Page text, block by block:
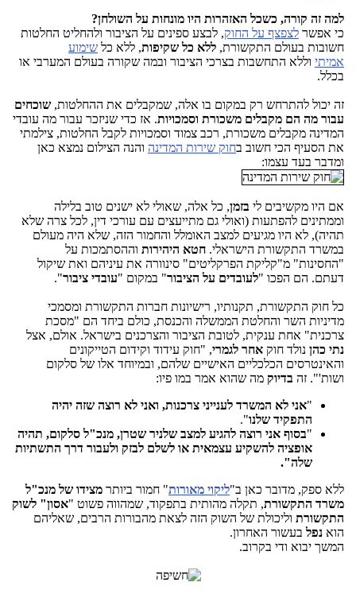
למה זה קורה, כשכל האזהרות היו מונחות על השולחן?
כי אפשר לצפצף על החוק, לבצע ספינים על הציבור ולהחליט החלטות
חשובות בעולם התקשורת, ללא כל שקיפות, ללא כל שימוע
אמיתי וללא התחשבות בצרכי הציבור ובמה שקורה בעולם המערבי או
בכלל.
זה יכול להתרחש רק במקום בו אלה, שמקבלים את ההחלטות, שוכחים
עבור מה הם מקבלים משכורת וסמכויות. אז כדי שניזכר עבור מה עובדי
המדינה מקבלים משכורת, רכב צמוד וסמכויות לקבל החלטות, צילמתי
את הסעיף הכי חשוב בחוק שירות המדינה והנה הצילום נמצא כאן
ומדבר בעד עצמו:
אם היו מקשיבים לי בזמן, כל אלה, שאולי לא ישנים טוב בלילה
וממתינים להפתעות (ואולי גם מתייעצים עם עורכי דין, לכל צרה שלא
תהיה), לא היו מגיעים למצב האומלל והחמור הזה, שלא היה מעולם
במשרד התקשורת הישראלי. חטא היהירות וההסתמכות על
"החסינות" מ"קליקת הפרקליטים" סינוורה את עיניהם ואת שיקול
דעתם. הם הפכו "לעובדים על הציבור" במקום "עובדי ציבור".
כל חוק התקשורת, תקנותיו, רישיונות חברות התקשורת ומסמכי
מדיניות השר והחלטת הממשלה והכנסת, כולם ביחד הם "מסכת
צרכנית" אחת ענקית, לטובת הציבור והצרכנים בישראל. אולם, אצל
נתי כהן נולד חוק אחר לגמרי, "חוק עידוד וקידום הטייקונים
והאינטרסים הכלכליים האישיים שלהם, ובמיוחד אלו של סלקום
ושות'". זה בדיוק מה שהוא אמר במו פיו:
"אני לא המשרד לענייני צרכנות, ואני לא רוצה שזה יהיה
התפקיד שלנו".
"בסוף אני רוצה להגיע למצב שלניר שטרן, מנכ"ל סלקום, תהיה
אופציה להשקיע עצמאית או לשלם לבזק ולעבור דרך התשתיות
שלה".
ללא ספק, מדובר כאן ב"ליקוי מאורות" חמור ביותר מצידו של מנכ"ל
משרד התקשורת, תקלה מהותית בתפקוד, שמהווה פשוט "אסון" לשוק
התקשורת וליכולת של השוק הזה לצאת מהבורות הרבים, שאליהם
הוא נפל בעשור האחרון.
המשך יבוא ודי בקרוב.